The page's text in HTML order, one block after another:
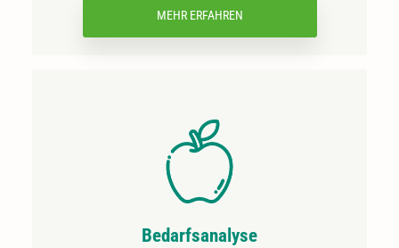
MEHR ERFAHREN
Bedarfsanalyse